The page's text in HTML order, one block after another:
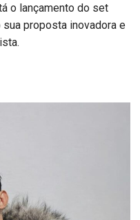
o lançamento do set
sua proposta inovadora e